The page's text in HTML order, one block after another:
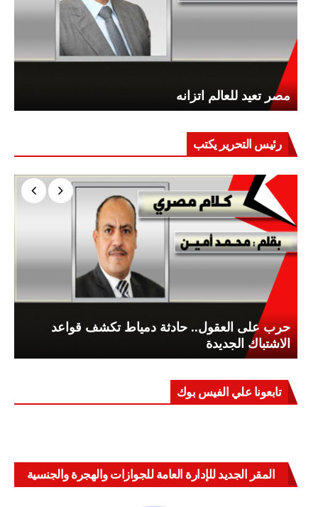
مصر تعيد للعالم اتزانه
رئيس التحرير يكتب
حرب على العقول.. حادثة دمياط تكشف قواعد
الاشتباك الجديدة
تابعونا علي الفيس بوك
المقر الجديد للإدارة العامة للجوازات والهجرة والجنسية